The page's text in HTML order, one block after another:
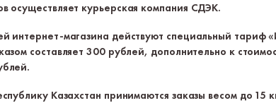
осуществляет курьерская компания СДЭК.
интернет-магазина действуют специальный тариф
составляет 300 рублей, дополнительно к
Казахстан принимаются заказы весом до